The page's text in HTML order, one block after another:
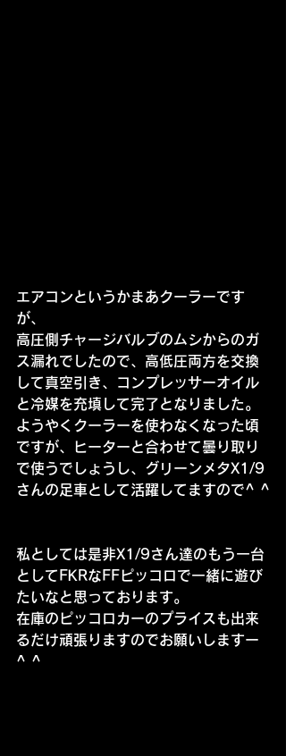
エアコンというかまあクーラーです
が、
高圧側チャージバルブのムシからのガ
ス漏れでしたので、高低圧両方を交換
して真空引き、コンプレッサーオイル
と冷媒を充填して完了となりました。
ようやくクーラーを使わなくなった頃
ですが、ヒーターと合わせて曇り取り
で使うでしょうし、グリーンメタX1/9
さんの足車として活躍してますので^ ^
私としては是非X1/9さん達のもう一台
としてFKRなFFピッコロで一緒に遊び
たいなと思っております。
在庫のピッコロカーのプライスも出来
るだけ頑張りますのでお願いしますー
^ ^